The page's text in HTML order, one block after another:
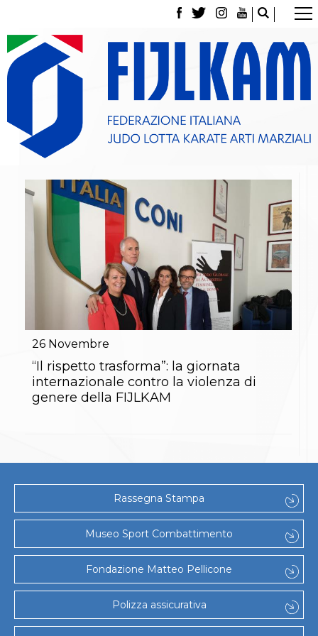
La Federazione
Tesseramento
Contatti
Norme e modulistica Affiliazioni e Tesseramenti
Classifica Società Sportive con più di 100 atleti
tesserati
Gare e Risultati
Archivio eventi
Dove siamo
Media
Partners
Trasparenza
Judo
La disciplina
News
Attività Didattica
Gare e Risultati
Albi Federali
Lotta
La disciplina
News
Gare e Risultati
La disciplina
Gare e Risultati
Attività Didattica
Albi Federali
Arti marziali
Aikido
Ju Jitsu
Sumo
Capoeira
Grappling
BJJ
Pancrazio/Pankration
26 Novembre
“Il rispetto trasforma”: la giornata
internazionale contro la violenza di
genere della FIJLKAM
Rassegna Stampa
Museo Sport Combattimento
Fondazione Matteo Pellicone
Polizza assicurativa